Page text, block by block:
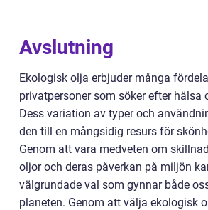
Avslutning
Ekologisk olja erbjuder många
privatpersoner som söker efter hälsa
Dess variation av typer och
den till en mångsidig resurs för
Genom att vara medveten om
oljor och deras påverkan på miljön
välgrundade val som gynnar både
planeten. Genom att välja ekologisk